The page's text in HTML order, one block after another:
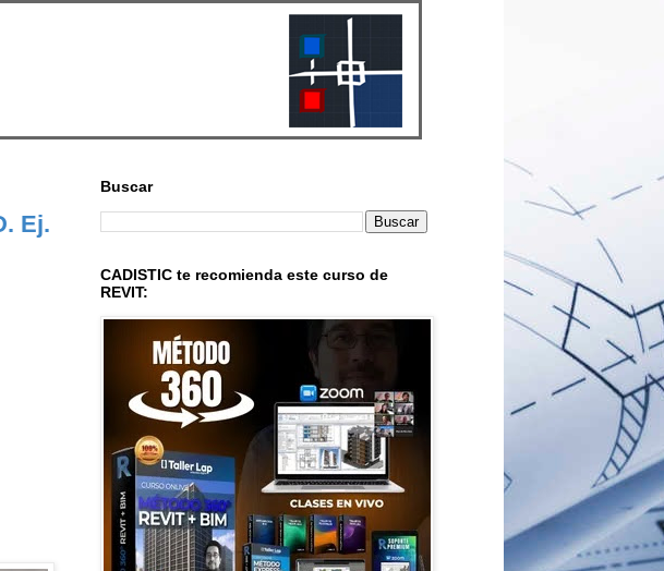
Ej.
Buscar
CADISTIC te recomienda este curso de
REVIT: